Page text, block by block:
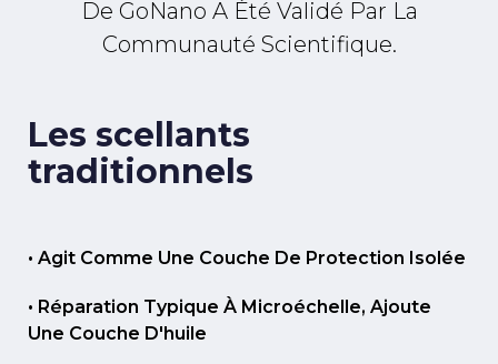
De GoNano A Été Validé Par La
Communauté Scientifique.
Les scellants
traditionnels
• Agit Comme Une Couche De Protection Isolée
• Réparation Typique À Microéchelle, Ajoute
Une Couche D'huile